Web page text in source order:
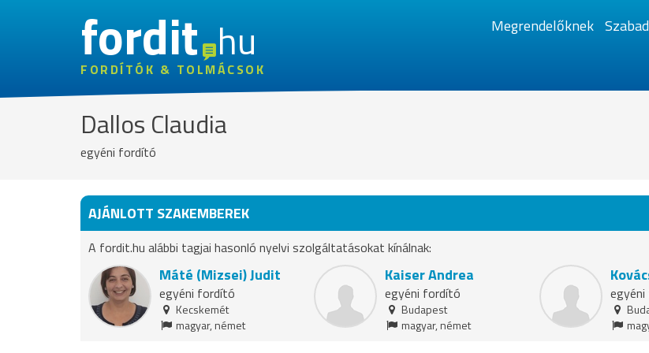
fordithu
FORDÍTÓK & TOLMÁCSOK
Megrendelőknek
Dallos Claudia
egyéni fordító
AJÁNLOTT SZAKEMBEREK
A fordit.hu alábbi tagjai hasonló nyelvi szolgáltatásokat kínálnak:
Máté (Mizsei) Judit
egyéni fordító
Kecskemét
magyar, német
Kaiser Andrea
egyéni fordító
Budapest
magyar, német